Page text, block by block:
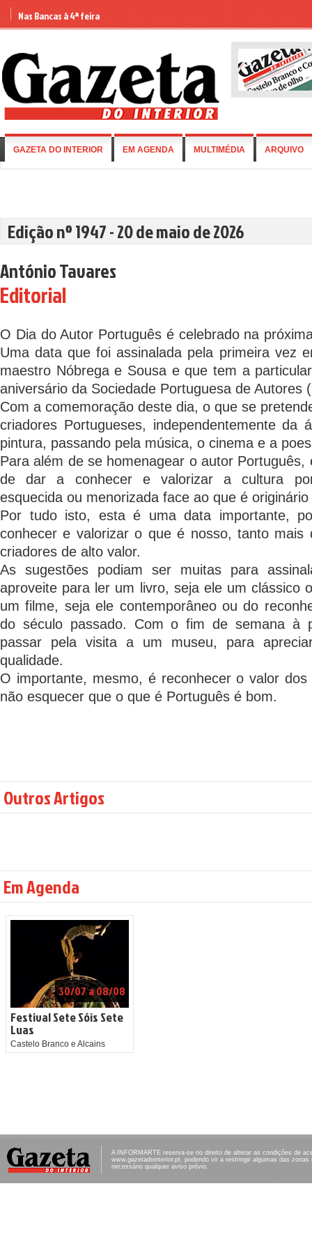
Nas Bancas à 4ª feira
GAZETA DO INTERIOR EM AGENDA MULTIMÉDIA ARQUIVO
Edição nº 1947 - 20 de maio de 2026
António Tavares
Editorial
O Dia do Autor Português é celebrado na
Uma data que foi assinalada pela primeira vez
maestro Nóbrega e Sousa e que tem a
aniversário da Sociedade Portuguesa de Autores
Com a comemoração deste dia, o que se
criadores Portugueses, independentemente da
pintura, passando pela música, o cinema e a
Para além de se homenagear o autor
de dar a conhecer e valorizar a cultura
esquecida ou menorizada face ao que é
Por tudo isto, esta é uma data importante,
conhecer e valorizar o que é nosso, tanto mais
criadores de alto valor.
As sugestões podiam ser muitas para
aproveite para ler um livro, seja ele um clássico
um filme, seja ele contemporâneo ou do
do século passado. Com o fim de semana à
passar pela visita a um museu, para
qualidade.
O importante, mesmo, é reconhecer o valor
não esquecer que o que é Português é bom.
Outros Artigos
Em Agenda
30/07 a 08/08
Festival Sete Sóis Sete
Luas
Castelo Branco e Alcains
A INFORMARTE reserva-se no direito de alterar as condições de
www.gazetadointerior.pt, podendo vir a restringir algumas das
necessário qualquer aviso prévio.